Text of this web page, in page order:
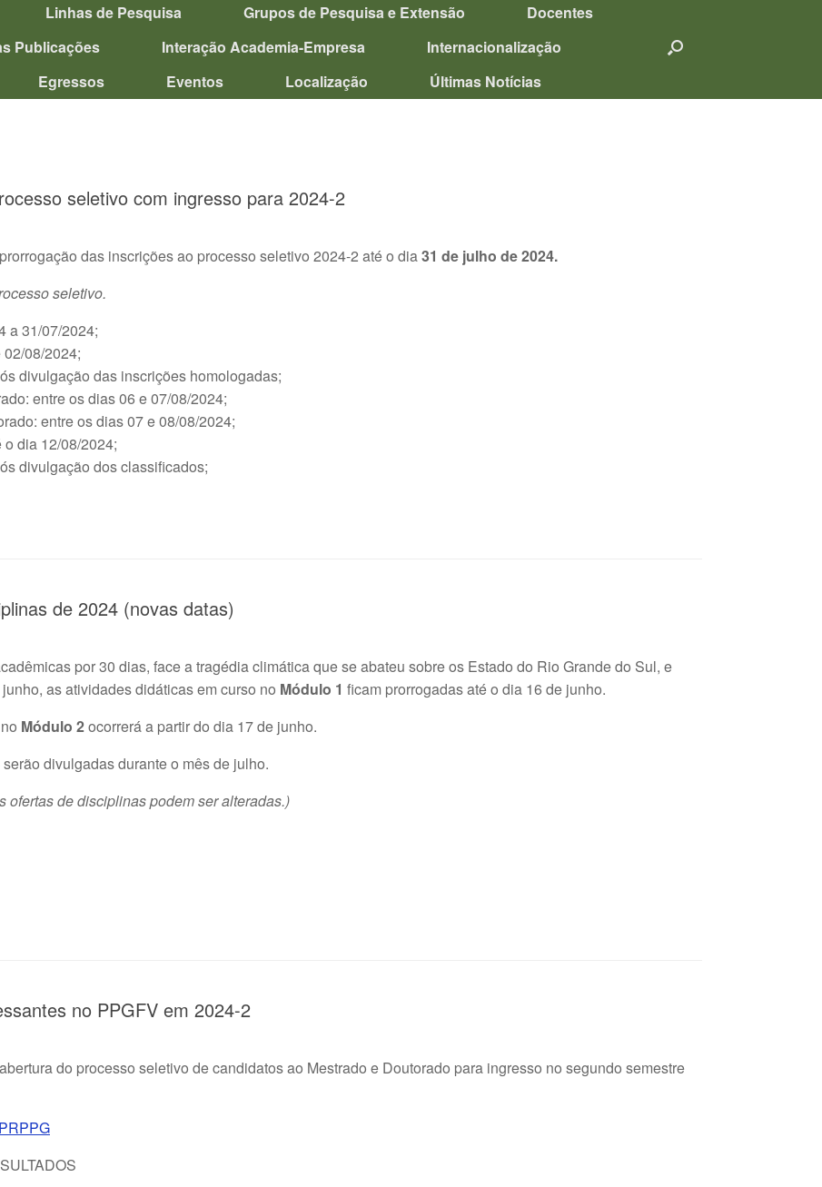
Linhas de Pesquisa Grupos de Pesquisa e Extensão
Docentes
Publicações Interação Academia-Empresa
Internacionalização
Egressos Eventos Localização Últimas Notícias
seletivo com ingresso para 2024-2
das inscrições ao processo seletivo 2024-2 até o dia31 de julho de 2024.
seletivo.
a 31/07/2024;
08/2024;
divulgação das inscrições homologadas;
entre os dias 06 e 07/08/2024;
entre os dias 07 e 08/08/2024;
dia 12/08/2024;
divulgação dos classificados;
de 2024 (novas datas)
por 30 dias, face a tragédia climática que se abateu sobre os Estado do Rio Grande do Sul, e
as atividades didáticas em curso no Módulo 1 ficam prorrogadas até o dia 16 de junho.
Módulo 2ocorrerá a partir do dia 17 de junho.
divulgadas durante o mês de julho.
ofertas de disciplinas podem ser alteradas.)
no PPGFV em 2024-2
do processo seletivo de candidatos ao Mestrado e Doutorado para ingresso no segundo semestre